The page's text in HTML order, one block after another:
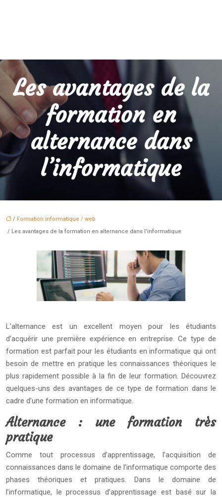
Les avantages de la
formation en
alternance dans
l’informatique
/ Formation informatique / web
/ Les avantages de la formation en alternance dans l’informatique
L’alternance est un excellent moyen pour les étudiants
d’acquérir une première expérience en entreprise. Ce type de
formation est parfait pour les étudiants en informatique qui ont
besoin de mettre en pratique les connaissances théoriques le
plus rapidement possible à la fin de leur formation. Découvrez
quelques-uns des avantages de ce type de formation dans le
cadre d’une formation en informatique.
Alternance : une formation très
pratique
Comme tout processus d’apprentissage, l’acquisition de
connaissances dans le domaine de l’informatique comporte des
phases théoriques et pratiques. Dans le domaine de
l’informatique, le processus d’apprentissage est basé sur la